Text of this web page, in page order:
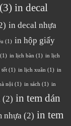
(3) in decal
in decal nhựa
(1) in hộp giấy
(1) in lịch bàn (1) in lịch
tết (1) in lịch xuân (1) in
nội (1) in sách (1) in
(2) in tem dán
nhựa (2) in tem